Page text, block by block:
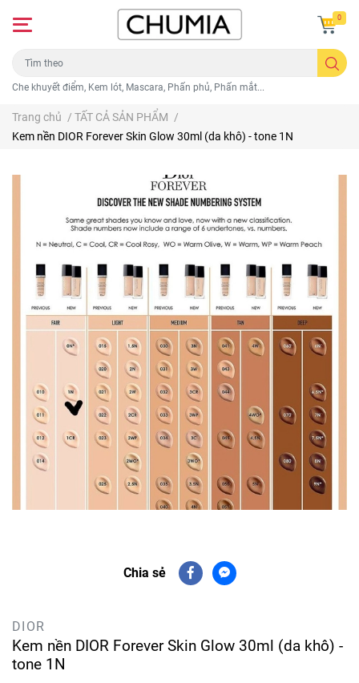
Che khuyết điểm, Kem lót, Mascara, Phấn phủ, Phấn mắt...
0
Trang chủ / TẤT CẢ SẢN PHẨM /
Kem nền DIOR Forever Skin Glow 30ml (da khô) - tone 1N
Chia sẻ
DIOR
Kem nền DIOR Forever Skin Glow 30ml (da khô) -
tone 1N